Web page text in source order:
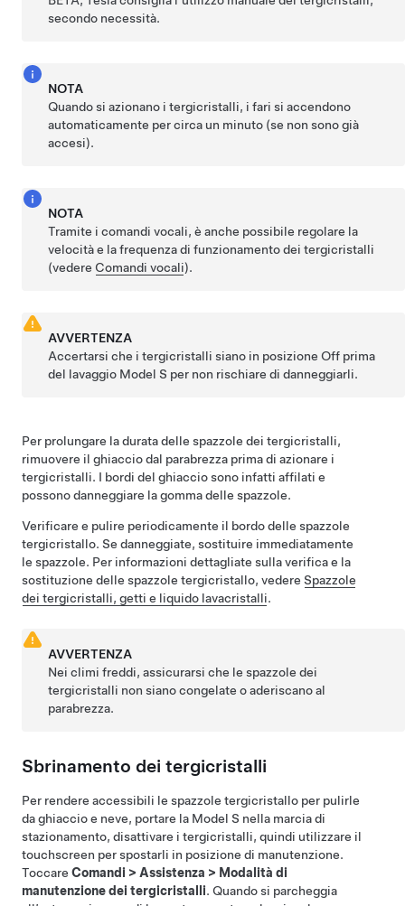
secondo necessità.
NOTA
Quando si azionano i tergicristalli, i fari si accendono
automaticamente per circa un minuto (se non sono già
accesi).
NOTA
Tramite i comandi vocali, è anche possibile regolare la
velocità e la frequenza di funzionamento dei tergicristalli
(vedere Comandi vocali).
AVVERTENZA
Accertarsi che i tergicristalli siano in posizione Off prima
del lavaggio Model S per non rischiare di danneggiarli.
Per prolungare la durata delle spazzole dei tergicristalli,
rimuovere il ghiaccio dal parabrezza prima di azionare i
tergicristalli. I bordi del ghiaccio sono infatti affilati e
possono danneggiare la gomma delle spazzole.
Verificare e pulire periodicamente il bordo delle spazzole
tergicristallo. Se danneggiate, sostituire immediatamente
le spazzole. Per informazioni dettagliate sulla verifica e la
sostituzione delle spazzole tergicristallo, vedere Spazzole
dei tergicristalli, getti e liquido lavacristalli.
AVVERTENZA
Nei climi freddi, assicurarsi che le spazzole dei
tergicristalli non siano congelate o aderiscano al
parabrezza.
Sbrinamento dei tergicristalli
Per rendere accessibili le spazzole tergicristallo per pulirle
da ghiaccio e neve, portare la Model S nella marcia di
stazionamento, disattivare i tergicristalli, quindi utilizzare il
touchscreen per spostarli in posizione di manutenzione.
Toccare Comandi > Assistenza > Modalità di
manutenzione dei tergicristalli. Quando si parcheggia